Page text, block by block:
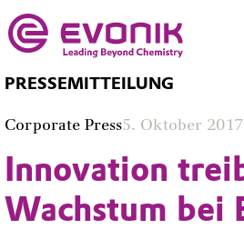
PRESSEMITTEILUNG
Corporate Press5. Oktober 2017
Innovation
Wachstum bei